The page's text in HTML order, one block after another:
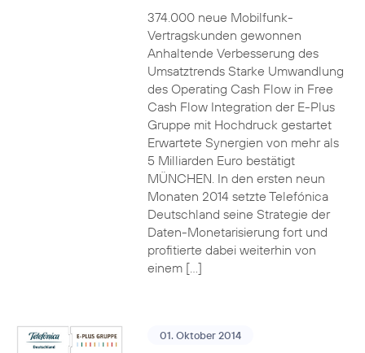
374.000 neue Mobilfunk-
Vertragskunden gewonnen
Anhaltende Verbesserung des
Umsatztrends Starke Umwandlung
des Operating Cash Flow in Free
Cash Flow Integration der E-Plus
Gruppe mit Hochdruck gestartet
Erwartete Synergien von mehr als
5 Milliarden Euro bestätigt
MÜNCHEN. In den ersten neun
Monaten 2014 setzte Telefónica
Deutschland seine Strategie der
Daten-Monetarisierung fort und
profitierte dabei weiterhin von
einem […]
01. Oktober 2014